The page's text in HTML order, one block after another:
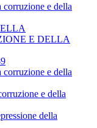
corruzione e della
E DELLA
corruzione e della
e della
della